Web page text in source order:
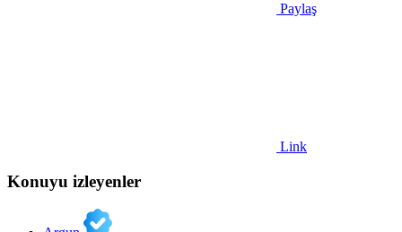
Paylaş
Link
Konuyu izleyenler